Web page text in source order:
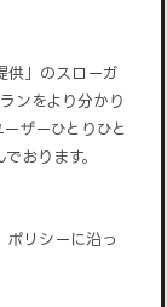
供」のスローガ
ンをより分かり
ザーひとりひと
おります。
ポリシーに沿っ